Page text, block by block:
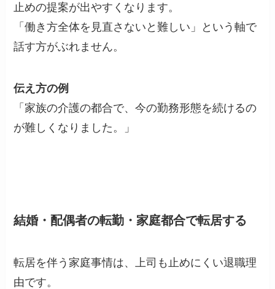
止めの提案が出やすくなります。
「働き方全体を見直さないと難しい」という軸で
話す方がぶれません。
伝え方の例
「家族の介護の都合で、今の勤務形態を続けるの
が難しくなりました。」
結婚・配偶者の転勤・家庭都合で転居する
転居を伴う家庭事情は、上司も止めにくい退職理
由です。